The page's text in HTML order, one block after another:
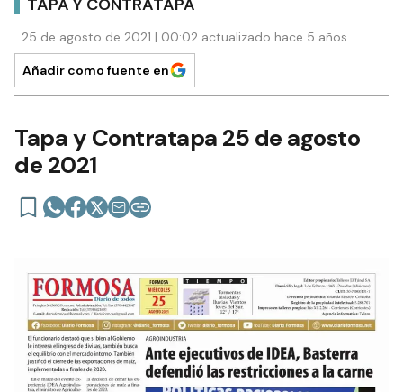
TAPA Y CONTRATAPA
25 de agosto de 2021 | 00:02 actualizado hace 5 años
Añadir como fuente en
Tapa y Contratapa 25 de agosto
de 2021